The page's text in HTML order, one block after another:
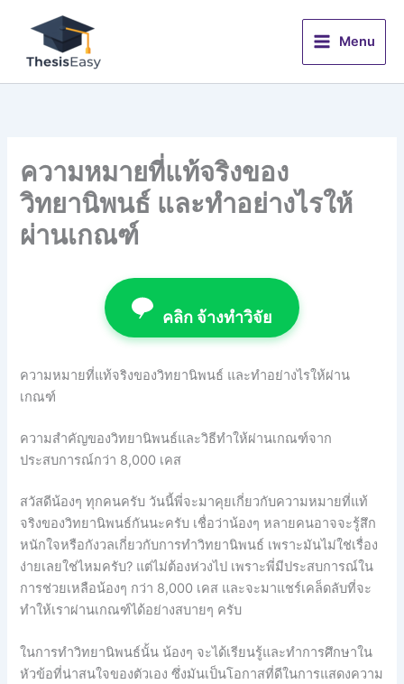
content
Menu
ความหมายที่แท้จริงของ
วิทยานิพนธ์ และทำอย่างไรให้
ผ่านเกณฑ์
คลิก จ้างทำวิจัย
ความหมายที่แท้จริงของวิทยานิพนธ์ และทำอย่างไรให้ผ่าน
เกณฑ์
ความสำคัญของวิทยานิพนธ์และวิธีทำให้ผ่านเกณฑ์จาก
ประสบการณ์กว่า 8,000 เคส
สวัสดีน้องๆ ทุกคนครับ วันนี้พี่จะมาคุยเกี่ยวกับความหมายที่แท้
จริงของวิทยานิพนธ์กันนะครับ เชื่อว่าน้องๆ หลายคนอาจจะรู้สึก
หนักใจหรือกังวลเกี่ยวกับการทำวิทยานิพนธ์ เพราะมันไม่ใช่เรื่อง
ง่ายเลยใช่ไหมครับ? แต่ไม่ต้องห่วงไป เพราะพี่มีประสบการณ์ใน
การช่วยเหลือน้องๆ กว่า 8,000 เคส และจะมาแชร์เคล็ดลับที่จะ
ทำให้เราผ่านเกณฑ์ได้อย่างสบายๆ ครับ
ในการทำวิทยานิพนธ์นั้น น้องๆ จะได้เรียนรู้และทำการศึกษาใน
หัวข้อที่น่าสนใจของตัวเอง ซึ่งมันเป็นโอกาสที่ดีในการแสดงความ